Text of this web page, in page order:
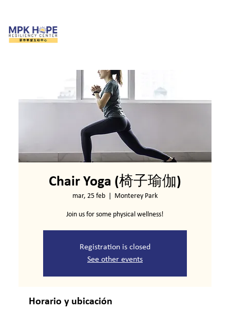
Chair Yoga (椅子瑜伽)
mar, 25 feb Monterey Park
Join us for some physical wellness!
Registration is closed
See other events
Horario y ubicación